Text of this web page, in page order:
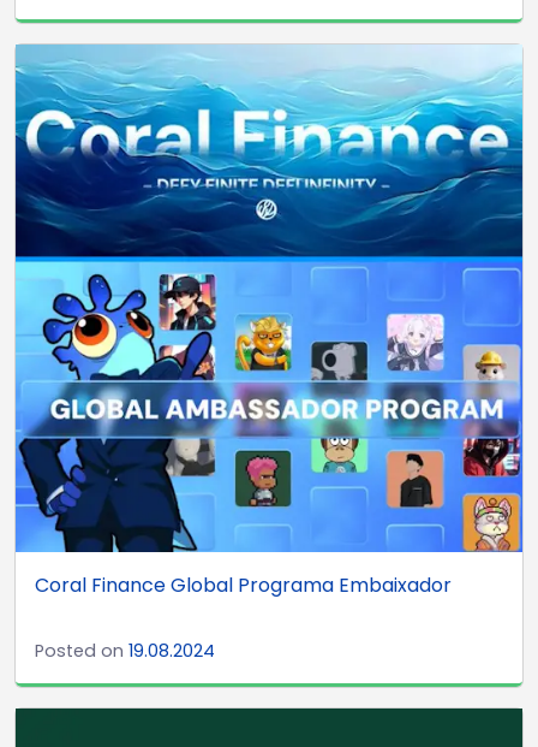
Coral Finance Global Programa Embaixador
Posted on 19.08.2024